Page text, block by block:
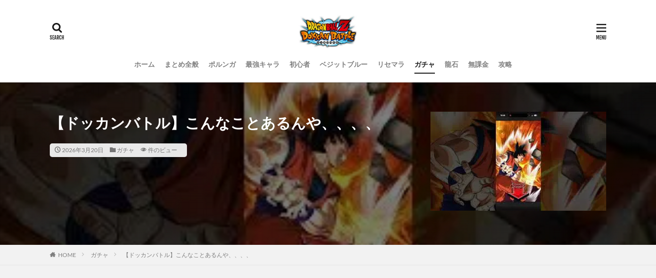
ホーム まとめ全般 ポルンガ 最強キャラ 初心者 ベジットブルー リセマラ ガチャ 龍石 無課金 攻略
【ドッカンバトル】こんなことあるんや、、、、
2026年3月20日 ガチャ 件のビュー
HOME ガチャ 【ドッカンバトル】こんなことあるんや、、、、